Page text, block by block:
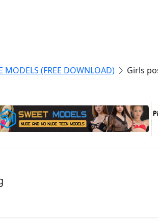
MODELS (FREE DOWNLOAD) Girls